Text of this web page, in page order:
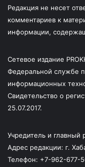
Редакция не несет
комментариев к
информации,
Сетевое издание
Федеральной службе
информационных
Свидетельство о
25.07.2017.
Учредитель и главный
Адрес редакции: г.
Телефон: +7-962-677-